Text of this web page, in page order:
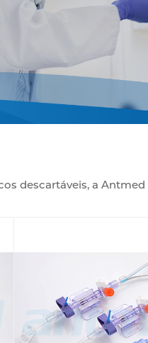
descartáveis, a
disso, disponibilizamos
versatilidade em
nossos transdutores
essencial em